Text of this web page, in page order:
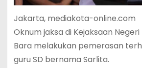
Jakarta, mediakota-online.com
Oknum jaksa di Kejaksaan
Bara melakukan pemerasan
guru SD bernama Sarlita.